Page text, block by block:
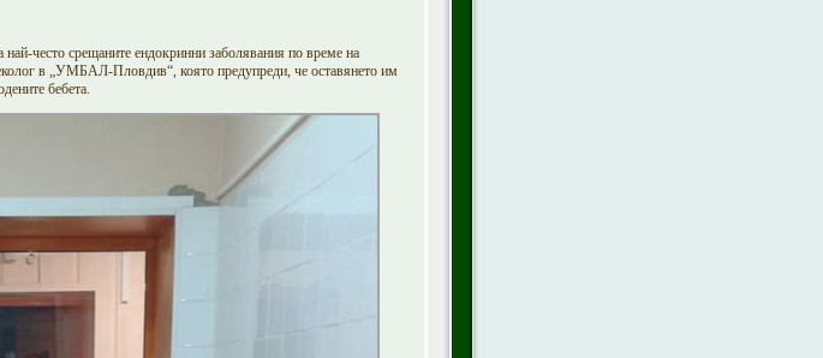
често срещаните ендокринни заболявания по време на
в „УМБАЛ-Пловдив“, която предупреди, че оставянето им
бебета.